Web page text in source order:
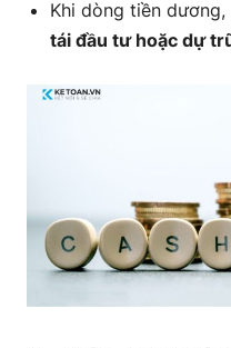
Khi dòng tiền dương,
tái đầu tư hoặc dự